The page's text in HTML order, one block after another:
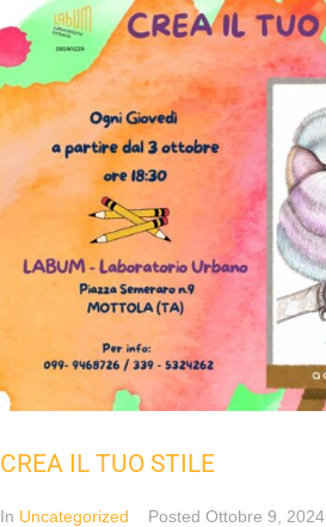
CREA IL TUO STILE
In Uncategorized Posted Ottobre 9, 2024